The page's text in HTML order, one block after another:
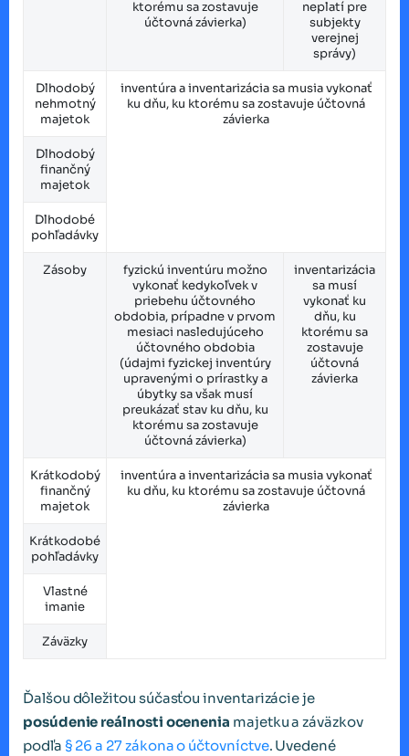
ktorému sa zostavuje
účtovná závierka)
neplatí pre
subjekty
verejnej
správy)
Dlhodobý
nehmotný
majetok
inventúra a inventarizácia sa musia vykonať
ku dňu, ku ktorému sa zostavuje účtovná
závierka
Dlhodobý
finančný
majetok
Dlhodobé
pohľadávky
Zásoby
fyzickú inventúru možno
vykonať kedykoľvek v
priebehu účtovného
obdobia, prípadne v prvom
mesiaci nasledujúceho
účtovného obdobia
(údajmi fyzickej inventúry
upravenými o prírastky a
úbytky sa však musí
preukázať stav ku dňu, ku
ktorému sa zostavuje
účtovná závierka)
inventarizácia
sa musí
vykonať ku
dňu, ku
ktorému sa
zostavuje
účtovná
závierka
Krátkodobý
finančný
majetok
inventúra a inventarizácia sa musia vykonať
ku dňu, ku ktorému sa zostavuje účtovná
závierka
Krátkodobé
pohľadávky
Vlastné
imanie
Záväzky
Ďalšou dôležitou súčasťou inventarizácie je
posúdenie reálnosti ocenenia majetku a záväzkov
podľa § 26 a 27 zákona o účtovníctve. Uvedené